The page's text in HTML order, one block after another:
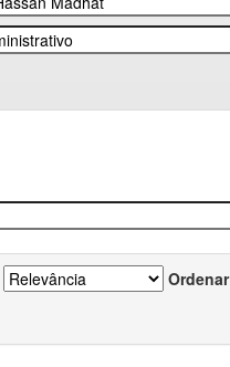
Ordenar